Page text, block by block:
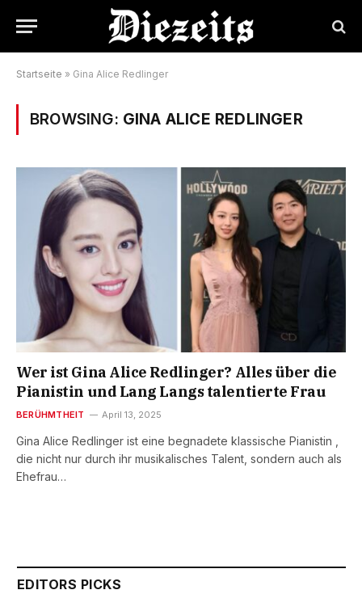
Startseite » Gina Alice Redlinger
BROWSING: GINA ALICE REDLINGER
Wer ist Gina Alice Redlinger? Alles über die
Pianistin und Lang Langs talentierte Frau
BERÜHMTHEIT April 13, 2025
Gina Alice Redlinger ist eine begnadete klassische Pianistin ,
die nicht nur durch ihr musikalisches Talent, sondern auch als
Ehefrau…
EDITORS PICKS